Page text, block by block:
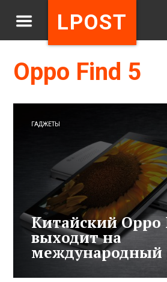
LPOST
Oppo Find 5
ГАДЖЕТЫ
Китайский Oppo
выходит на